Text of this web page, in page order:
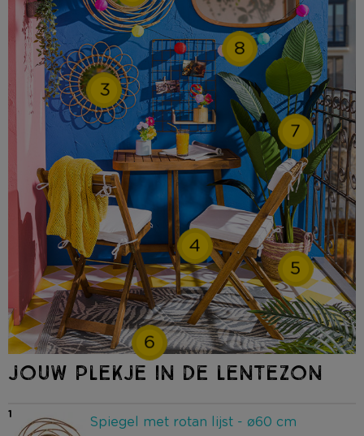
3
4
5
6
7
8
JOUW PLEKJE IN DE LENTEZON
1 Spiegel met rotan lijst - ø60 cm